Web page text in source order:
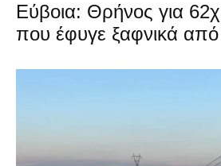
Εύβοια: Θρήνος για
που έφυγε ξαφνικά